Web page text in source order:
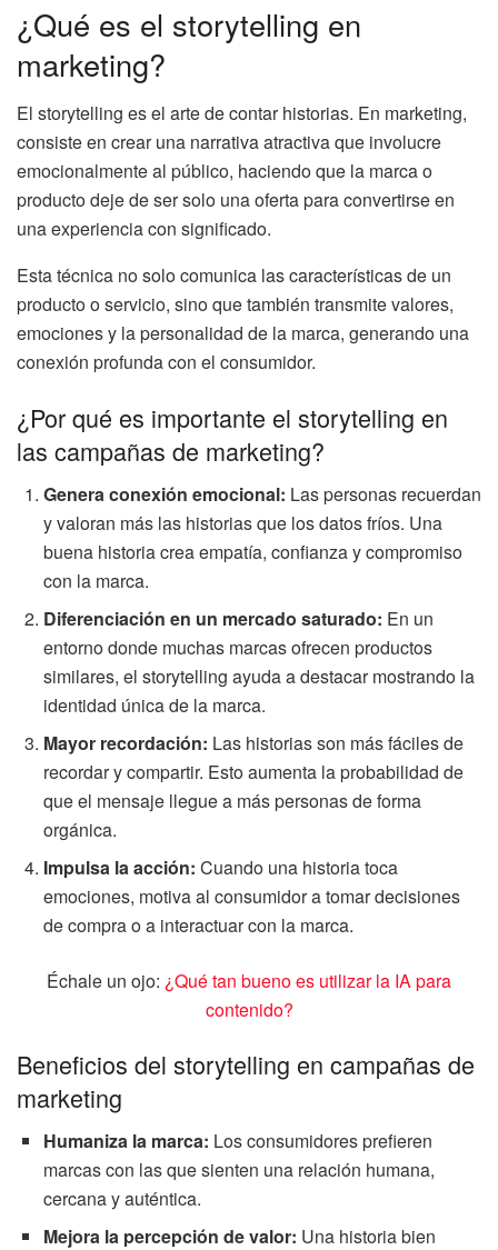
¿Qué es el storytelling en
marketing?
El storytelling es el arte de contar historias. En marketing,
consiste en crear una narrativa atractiva que involucre
emocionalmente al público, haciendo que la marca o
producto deje de ser solo una oferta para convertirse en
una experiencia con significado.
Esta técnica no solo comunica las características de un
producto o servicio, sino que también transmite valores,
emociones y la personalidad de la marca, generando una
conexión profunda con el consumidor.
¿Por qué es importante el storytelling en
las campañas de marketing?
Genera conexión emocional: Las personas recuerdan
y valoran más las historias que los datos fríos. Una
buena historia crea empatía, confianza y compromiso
con la marca.
Diferenciación en un mercado saturado: En un
entorno donde muchas marcas ofrecen productos
similares, el storytelling ayuda a destacar mostrando la
identidad única de la marca.
Mayor recordación: Las historias son más fáciles de
recordar y compartir. Esto aumenta la probabilidad de
que el mensaje llegue a más personas de forma
orgánica.
Impulsa la acción: Cuando una historia toca
emociones, motiva al consumidor a tomar decisiones
de compra o a interactuar con la marca.
Échale un ojo: ¿Qué tan bueno es utilizar la IA para
contenido?
Beneficios del storytelling en campañas de
marketing
Humaniza la marca: Los consumidores prefieren
marcas con las que sienten una relación humana,
cercana y auténtica.
Mejora la percepción de valor: Una historia bien